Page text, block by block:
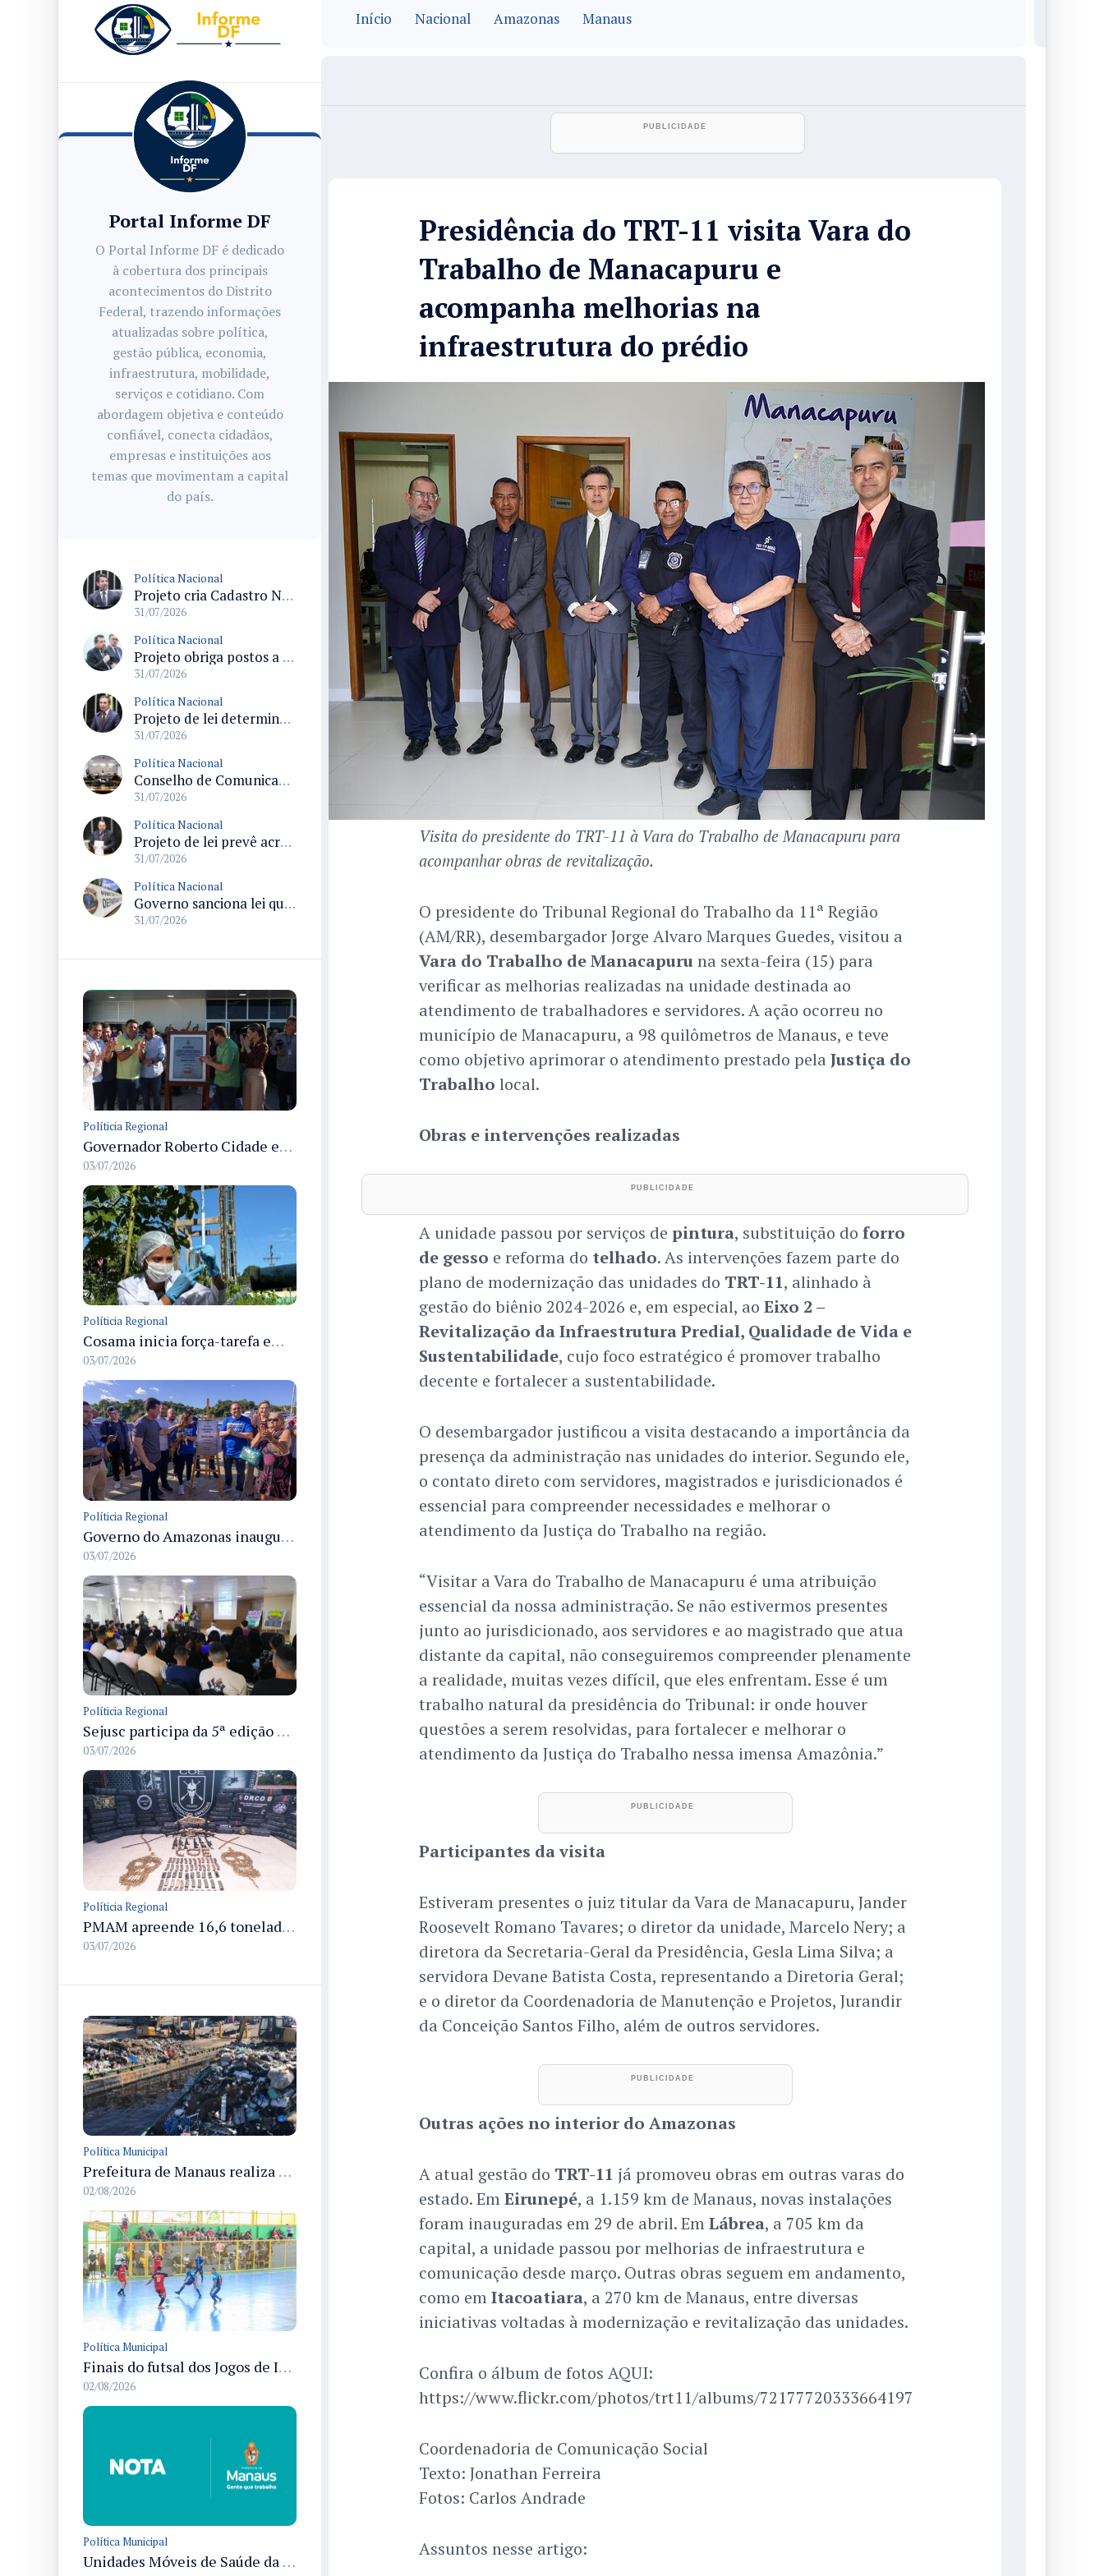
Portal Informe DF
O Portal Informe DF é dedicado
à cobertura dos principais
acontecimentos do Distrito
Federal, trazendo informações
atualizadas sobre política,
gestão pública, economia,
infraestrutura, mobilidade,
serviços e cotidiano. Com
abordagem objetiva e conteúdo
confiável, conecta cidadãos,
empresas e instituições aos
temas que movimentam a capital
do país.
Política Nacional
Projeto cria Cadastro Nacional de Doenças Raras e regras para dispensação de medicamentos pelo SUS
31/07/2026
Política Nacional
Projeto obriga postos a detalhar a composição do preço dos combustíveis em documentos fiscais
31/07/2026
Política Nacional
Projeto de lei determina prioridade na investigação de crimes sexuais contra crianças e adolescentes com prazos máximos
31/07/2026
Política Nacional
Conselho de Comunicação Social realiza duas reuniões no Senado sobre marco legal da inteligência artificial e regulação de plataformas digitais
31/07/2026
Política Nacional
Projeto de lei prevê acréscimo de 10% na Bolsa-Atleta para quem comprovar matrícula e frequência escolar
31/07/2026
Política Nacional
Governo sanciona lei que destina parte da arrecadação de bets ao Funapol e amplia uso para saúde na Polícia Federal
31/07/2026
Políticia Regional
Governador Roberto Cidade entrega readequação do ambulatório da FCecon e amplia capacidade de atendimento oncológico em Manaus
03/07/2026
Políticia Regional
Cosama inicia força-tarefa em Anamã para fortalecer abastecimento de água e segurança hídrica da população
03/07/2026
Políticia Regional
Governo do Amazonas inaugura primeiro Castramóvel Fluvial para atendimento veterinário às comunidades ribeirinhas e castração gratuita
03/07/2026
Políticia Regional
Sejusc participa da 5ª edição do Caminhos Literários com foco na cultura hip-hop nas unidades socioeducativas
03/07/2026
Políticia Regional
PMAM apreende 16,6 toneladas de entorpecentes e registra aumento nas prisões em flagrante e nas capturas de foragidos no primeiro semestre de 2026
03/07/2026
Política Municipal
Prefeitura de Manaus realiza transbordo de resíduos na limpeza da orla do rio Negro e comunidades rurais
02/08/2026
Política Municipal
Finais do futsal dos Jogos de Integração dos Servidores da Semed ocorrem em Manaus e definem quatro campeões
02/08/2026
Política Municipal
Unidades Móveis de Saúde da Mulher de Manaus terão quatro endereços novos a partir de 3/8
Início Nacional Amazonas Manaus
Presidência do TRT-11 visita Vara do
Trabalho de Manacapuru e
acompanha melhorias na
infraestrutura do prédio
Visita do presidente do TRT-11 à Vara do Trabalho de Manacapuru para
acompanhar obras de revitalização.
O presidente do Tribunal Regional do Trabalho da 11ª Região
(AM/RR), desembargador Jorge Alvaro Marques Guedes, visitou a
Vara do Trabalho de Manacapuruna sexta-feira (15) para
verificar as melhorias realizadas na unidade destinada ao
atendimento de trabalhadores e servidores. A ação ocorreu no
município de Manacapuru, a 98 quilômetros de Manaus, e teve
como objetivo aprimorar o atendimento prestado pela Justiça do
Trabalho local.
Obras e intervenções realizadas
A unidade passou por serviços de pintura, substituição do forro
de gesso e reforma do telhado. As intervenções fazem parte do
plano de modernização das unidades do TRT-11, alinhado à
gestão do biênio 2024-2026 e, em especial, ao Eixo 2 –
Revitalização da Infraestrutura Predial, Qualidade de Vida e
Sustentabilidade, cujo foco estratégico é promover trabalho
decente e fortalecer a sustentabilidade.
O desembargador justificou a visita destacando a importância da
presença da administração nas unidades do interior. Segundo ele,
o contato direto com servidores, magistrados e jurisdicionados é
essencial para compreender necessidades e melhorar o
atendimento da Justiça do Trabalho na região.
“Visitar a Vara do Trabalho de Manacapuru é uma atribuição
essencial da nossa administração. Se não estivermos presentes
junto ao jurisdicionado, aos servidores e ao magistrado que atua
distante da capital, não conseguiremos compreender plenamente
a realidade, muitas vezes difícil, que eles enfrentam. Esse é um
trabalho natural da presidência do Tribunal: ir onde houver
questões a serem resolvidas, para fortalecer e melhorar o
atendimento da Justiça do Trabalho nessa imensa Amazônia.”
Participantes da visita
Estiveram presentes o juiz titular da Vara de Manacapuru, Jander
Roosevelt Romano Tavares; o diretor da unidade, Marcelo Nery; a
diretora da Secretaria-Geral da Presidência, Gesla Lima Silva; a
servidora Devane Batista Costa, representando a Diretoria Geral;
e o diretor da Coordenadoria de Manutenção e Projetos, Jurandir
da Conceição Santos Filho, além de outros servidores.
Outras ações no interior do Amazonas
A atual gestão do TRT-11 já promoveu obras em outras varas do
estado. EmEirunepé, a 1.159 km de Manaus, novas instalações
foram inauguradas em 29 de abril. EmLábrea, a 705 km da
capital, a unidade passou por melhorias de infraestrutura e
comunicação desde março. Outras obras seguem em andamento,
como emItacoatiara, a 270 km de Manaus, entre diversas
iniciativas voltadas à modernização e revitalização das unidades.
Confira o álbum de fotos AQUI:
https://www.flickr.com/photos/trt11/albums/72177720333664197
Coordenadoria de Comunicação Social
Texto: Jonathan Ferreira
Fotos: Carlos Andrade
Assuntos nesse artigo: